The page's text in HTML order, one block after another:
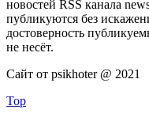
новостей RSS канала
публикуются без
достоверность
не несёт.
Сайт от psikhoter @ 2021
Top